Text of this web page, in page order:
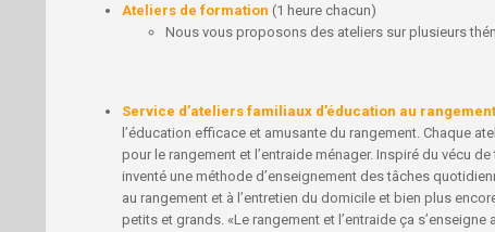
Ateliers de formation (1 heure chacun)
Nous vous proposons des ateliers sur plusieurs
Service d’ateliers familiaux d’éducation au rangement
l’éducation efficace et amusante du rangement. Chaque
pour le rangement et l’entraide ménager. Inspiré du vécu
inventé une méthode d’enseignement des tâches
au rangement et à l’entretien du domicile et bien plus
petits et grands. «Le rangement et l’entraide ça